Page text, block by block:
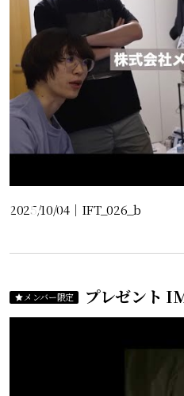
2025/10/04｜ IFT_026_b
メンバー限定 プレゼント